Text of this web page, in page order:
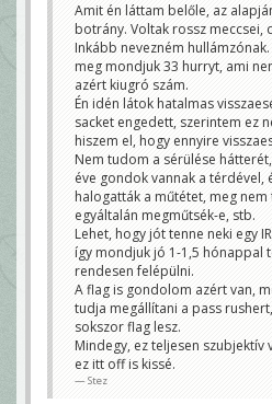
Amit én láttam belőle, az
botrány. Voltak rossz meccsei,
Inkább nevezném
meg mondjuk 33 hurryt, ami
azért kiugró szám.
Én idén látok hatalmas
sacket engedett, szerintem ez
hiszem el, hogy ennyire
Nem tudom a sérülése
éve gondok vannak a térdével,
halogatták a műtétet, meg
egyáltalán megműtsék-e, stb.
Lehet, hogy jót tenne neki egy
így mondjuk jó 1-1,5 hónappal
rendesen felépülni.
A flag is gondolom azért van,
tudja megállítani a pass
sokszor flag lesz.
Mindegy, ez teljesen szubjektív
ez itt off is kissé.
Stez